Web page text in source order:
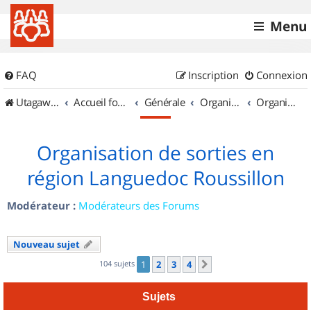
Menu
FAQ Connexion
Inscription
UtagawaVTT (Randos VTT et VTTAE avec traces GPS)
Accueil forum Générale Organisation de sorties & Recherche de partenaires Organisation de sorties en région Languedoc Roussillon
Organisation de sorties en
région Languedoc Roussillon
Modérateur : Modérateurs des Forums
Nouveau sujet
104 sujets 1 2 3 4
Sujets